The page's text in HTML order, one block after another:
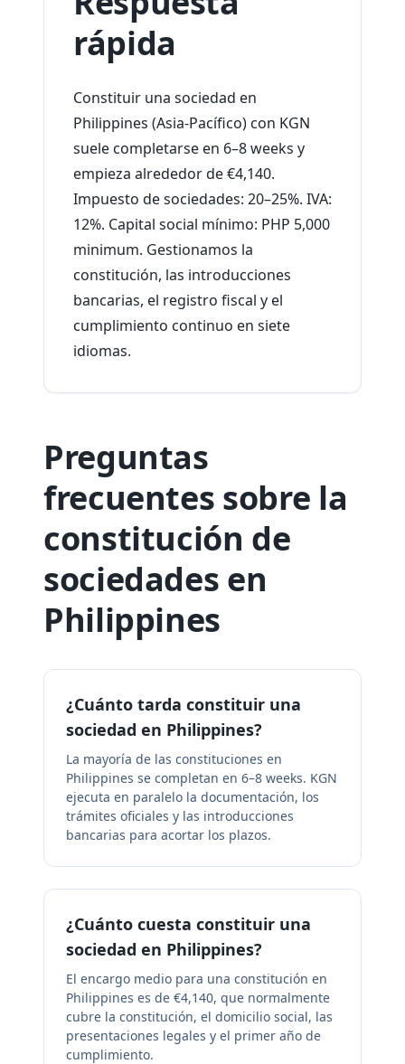
rápida
Constituir una sociedad en
Philippines (Asia-Pacífico) con KGN
suele completarse en 6–8 weeks y
empieza alrededor de €4,140.
Impuesto de sociedades: 20–25%. IVA:
12%. Capital social mínimo: PHP 5,000
minimum. Gestionamos la
constitución, las introducciones
bancarias, el registro fiscal y el
cumplimiento continuo en siete
idiomas.
Preguntas
frecuentes sobre la
constitución de
sociedades en
Philippines
¿Cuánto tarda constituir una
sociedad en Philippines?
La mayoría de las constituciones en
Philippines se completan en 6–8 weeks. KGN
ejecuta en paralelo la documentación, los
trámites oficiales y las introducciones
bancarias para acortar los plazos.
¿Cuánto cuesta constituir una
sociedad en Philippines?
El encargo medio para una constitución en
Philippines es de €4,140, que normalmente
cubre la constitución, el domicilio social, las
presentaciones legales y el primer año de
cumplimiento.